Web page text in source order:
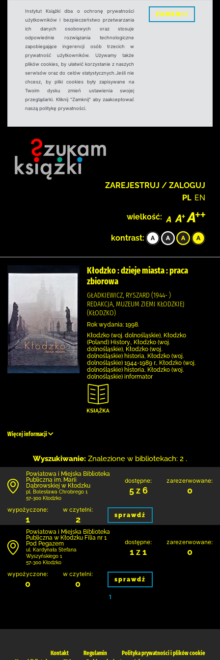
Instytut Książki dba o ochronę prywatności
użytkowników i bezpieczeństwo przetwarzania
ich danych osobowych oraz stosuje
odpowiednie rozwiązania technologiczne
zapobiegające ingerencji osób trzecich w
prywatność użytkowników. Używamy także
plików cookies, by ułatwić korzystanie z naszych
serwisów oraz do celów statystycznych.Jeśli nie
chcesz, by pliki cookies były zapisywane na
Twoim dysku zmień ustawienia swojej
przeglądarki. Kliknij "Zamknij" aby zaakceptować
naszą politykę prywatności.
ZAMKNIJ
ZAREJESTRUJ / ZALOGUJ
PL EN
wielkość:
kontrast:
Kłodzko : dzieje miasta : praca
zbiorowa
GŁADKIEWICZ, RYSZARD (1944- )
REDAKCJA, MUZEUM ZIEMI KŁODZKIEJ
(KŁODZKO)
Rok wydania: 1998.
Kłodzko (woj. dolnośląskie), Kłodzko
(Poland) History., Kłodzko (woj.
dolnośląskie), Kłodzko (woj.
dolnośląskie) historia, Kłodzko (woj.
dolnośląskie) 1944-1989 r., Kłodzko (woj.
dolnośląskie) historia, Kłodzko (woj.
dolnośląskie) informator
Więcej informacji
Wyszukiwanie: Znalezione w bibliotekach: 2 .
Powiatowa i Miejska Biblioteka
Publiczna im. Marii
Dąbrowskiej w Kłodzku
pl. Bolesława Chrobrego 1
57-300 Kłodzko
dostępne:
5 z 6
zarezerwowane:
0
wypożyczone:
1
w czytelni:
2 sprawdź
Powiatowa i Miejska Biblioteka
Publiczna w Kłodzku Filia nr 1
Pod Pegazem
ul. Kardynała Stefana
Wyszyńskiego 1
57-300 Kłodzko
dostępne:
1 z 1
zarezerwowane:
0
wypożyczone:
0
w czytelni:
0 sprawdź
1
Kontakt Regulamin
Polityka prywatności i plików cookie